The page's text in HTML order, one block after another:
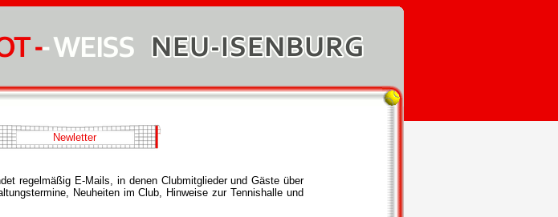
Newletter
regelmäßig E-Mails, in denen Clubmitglieder und Gäste über
Neuheiten im Club, Hinweise zur Tennishalle und